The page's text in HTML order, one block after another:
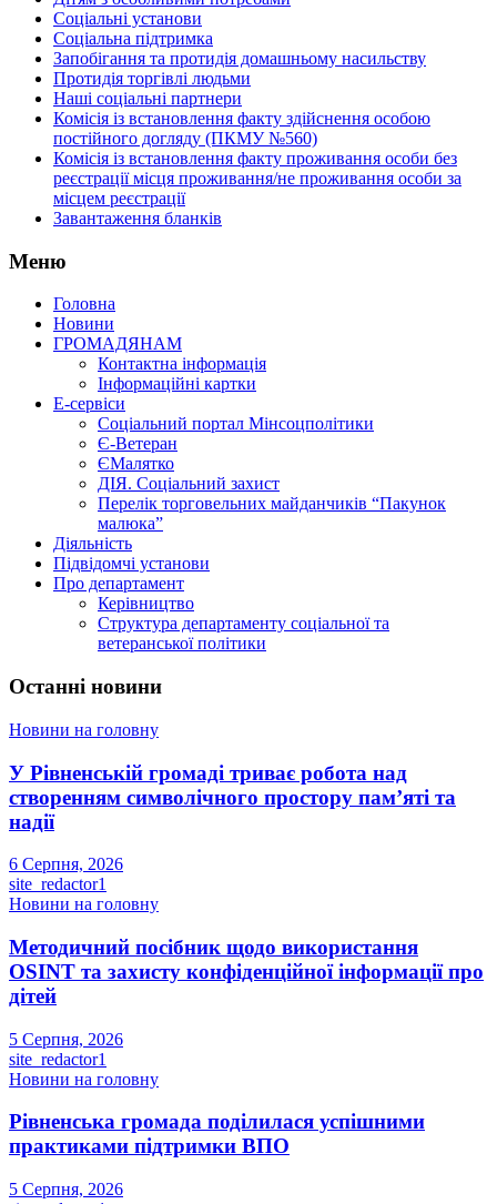
Соціальні установи
Соціальна підтримка
Запобігання та протидія домашньому насильству
Протидія торгівлі людьми
Наші соціальні партнери
Комісія із встановлення факту здійснення особою
постійного догляду (ПКМУ №560)
Комісія із встановлення факту проживання особи без
реєстрації місця проживання/не проживання особи за
місцем реєстрації
Завантаження бланків
Меню
Головна
Новини
ГРОМАДЯНАМ
Контактна інформація
Інформаційні картки
Е-сервіси
Соціальний портал Мінсоцполітики
Є-Ветеран
ЄМалятко
ДІЯ. Соціальний захист
Перелік торговельних майданчиків “Пакунок
малюка”
Діяльність
Підвідомчі установи
Про департамент
Керівництво
Структура департаменту соціальної та
ветеранської політики
Останні новини
Новини на головну
У Рівненській громаді триває робота над
створенням символічного простору пам’яті та
надії
6 Серпня, 2026
site_redactor1
Новини на головну
Методичний посібник щодо використання
OSINT та захисту конфіденційної інформації про
дітей
5 Серпня, 2026
site_redactor1
Новини на головну
Рівненська громада поділилася успішними
практиками підтримки ВПО
5 Серпня, 2026